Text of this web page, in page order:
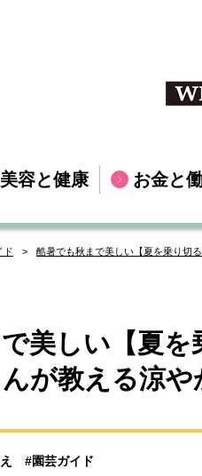
美容と健康 お金と
ド 酷暑でも秋まで美しい【夏を乗り切
美しい【夏を
が教える涼
#園芸ガイド